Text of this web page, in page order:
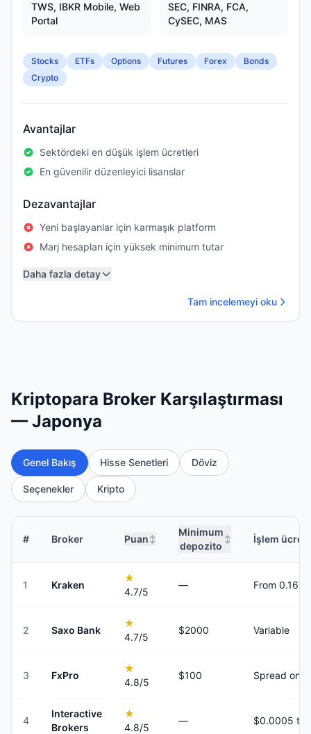
TWS, IBKR Mobile, Web
Portal
SEC, FINRA, FCA,
CySEC, MAS
Stocks ETFs Options Futures Forex
Bonds
Crypto
Avantajlar
Sektördeki en düşük işlem ücretleri
En güvenilir düzenleyici lisanslar
Dezavantajlar
Yeni başlayanlar için karmaşık platform
Marj hesapları için yüksek minimum tutar
Daha fazla detay
Tam incelemeyi oku
Kriptopara Broker Karşılaştırması
— Japonya
Genel Bakış Hisse Senetleri Döviz
Seçenekler Kripto
# Broker Puan ↕
Minimum
depozito
↕ İşlem
1 Kraken
★
4.7/5
— From 0.16%
2 Saxo Bank
★
4.7/5
$2000 Variable
3 FxPro
★
4.8/5
$100 Spread only
4
Interactive
Brokers
★
4.8/5
—